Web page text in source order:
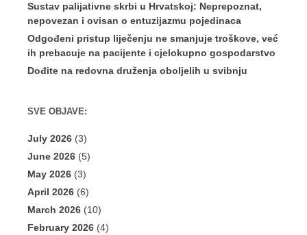
Sustav palijativne skrbi u Hrvatskoj: Neprepoznat,
nepovezan i ovisan o entuzijazmu pojedinaca
Odgođeni pristup liječenju ne smanjuje troškove, već
ih prebacuje na pacijente i cjelokupno gospodarstvo
Dođite na redovna druženja oboljelih u svibnju
SVE OBJAVE:
July 2026 (3)
June 2026 (5)
May 2026 (3)
April 2026 (6)
March 2026 (10)
February 2026 (4)